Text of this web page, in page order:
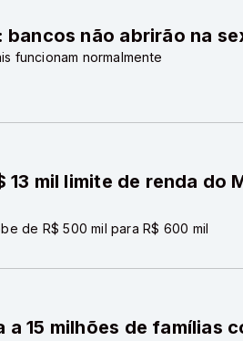
bancos não abrirão na
funcionam normalmente
13 mil limite de renda do
de R$ 500 mil para R$ 600 mil
a 15 milhões de famílias